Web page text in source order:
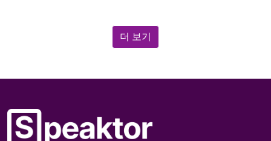
더 보기